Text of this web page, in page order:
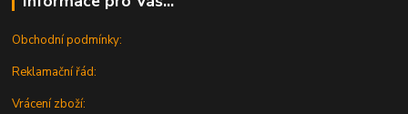
Obchodní podmínky:
Reklamační řád:
Vrácení zboží: